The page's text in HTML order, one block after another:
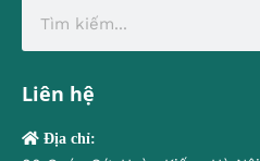
Liên hệ
Địa chỉ: